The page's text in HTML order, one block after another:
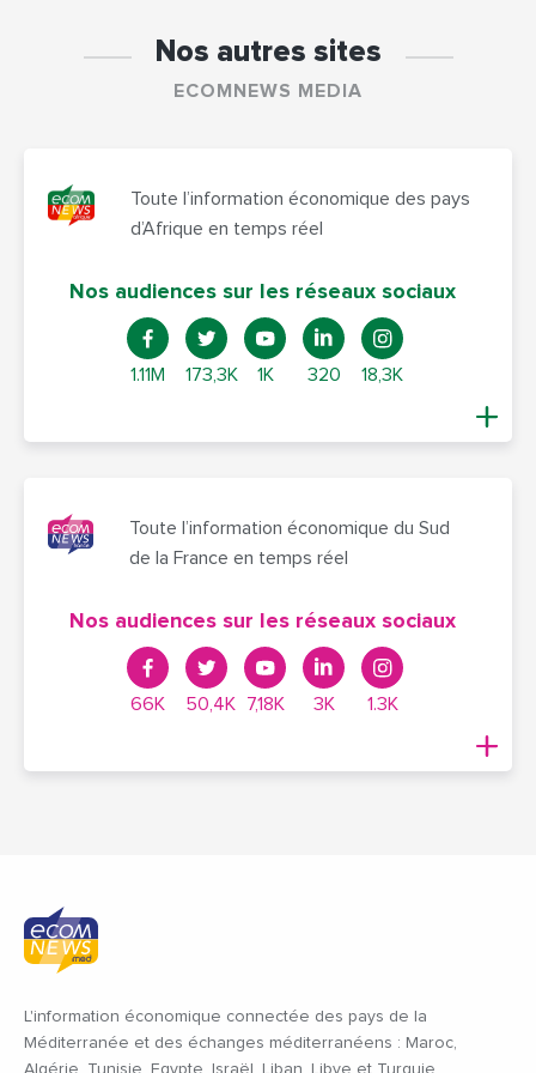
Nos autres sites
ECOMNEWS MEDIA
Toute l’information économique des pays
d’Afrique en temps réel
Nos audiences sur les réseaux sociaux
1.11M 173,3K 1K 320 18,3K
Toute l’information économique du Sud
de la France en temps réel
Nos audiences sur les réseaux sociaux
66K 50,4K 7,18K 3K 1.3K
L'information économique connectée des pays de la
Méditerranée et des échanges méditerranéens : Maroc,
Algérie, Tunisie, Egypte, Israël, Liban, Libye et Turquie